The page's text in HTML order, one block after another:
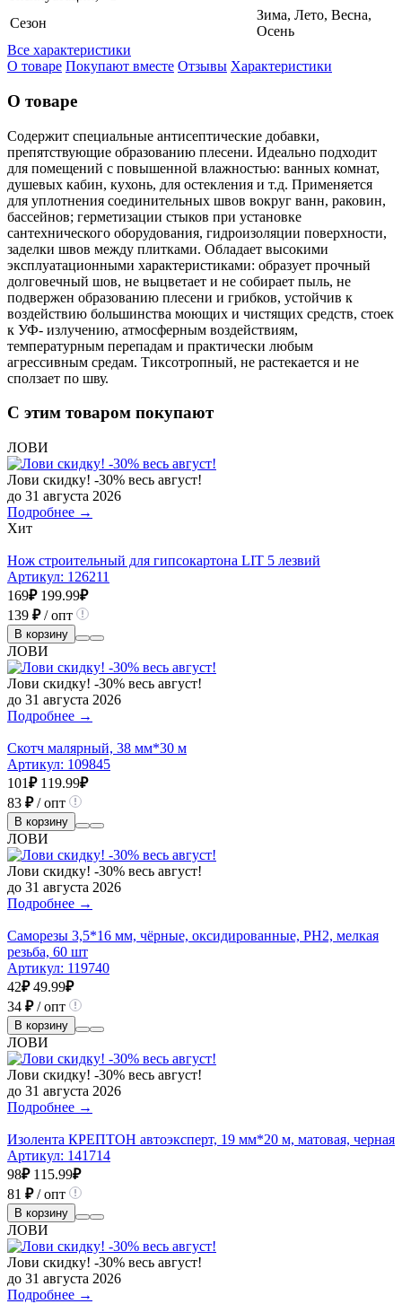
Сезон
Зима, Лето, Весна,
Осень
Все характеристики
О товаре Покупают вместе Отзывы Характеристики
О товаре
Cодержит специальные антисептические добавки,
препятствующие образованию плесени. Идеально подходит
для помещений с повышенной влажностью: ванных комнат,
душевых кабин, кухонь, для остекления и т.д. Применяется
для уплотнения соединительных швов вокруг ванн, раковин,
бассейнов; герметизации стыков при установке
сантехнического оборудования, гидроизоляции поверхности,
заделки швов между плитками. Обладает высокими
эксплуатационными характеристиками: образует прочный
долговечный шов, не выцветает и не собирает пыль, не
подвержен образованию плесени и грибков, устойчив к
воздействию большинства моющих и чистящих средств, стоек
к УФ- излучению, атмосферным воздействиям,
температурным перепадам и практически любым
агрессивным средам. Тиксотропный, не растекается и не
сползает по шву.
С этим товаром покупают
ЛОВИ
Лови скидку! -30% весь август!
до 31 августа 2026
Подробнее →
Хит
Нож строительный для гипсокартона LIT 5 лезвий
Артикул: 126211
169₽ 199.99₽
139 ₽/ опт
В корзину
ЛОВИ
Лови скидку! -30% весь август!
до 31 августа 2026
Подробнее →
Скотч малярный, 38 мм*30 м
Артикул: 109845
101₽ 119.99₽
83 ₽/ опт
В корзину
ЛОВИ
Лови скидку! -30% весь август!
до 31 августа 2026
Подробнее →
Саморезы 3,5*16 мм, чёрные, оксидированные, РН2, мелкая
резьба, 60 шт
Артикул: 119740
42₽ 49.99₽
34 ₽/ опт
В корзину
ЛОВИ
Лови скидку! -30% весь август!
до 31 августа 2026
Подробнее →
Изолента КРЕПТОН автоэксперт, 19 мм*20 м, матовая, черная
Артикул: 141714
98₽ 115.99₽
81 ₽/ опт
В корзину
ЛОВИ
Лови скидку! -30% весь август!
до 31 августа 2026
Подробнее →